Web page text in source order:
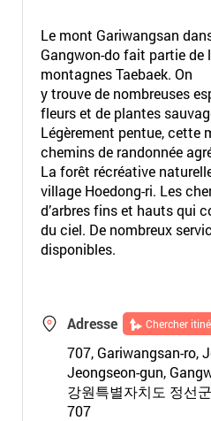
Le mont Gariwangsan
Gangwon-do fait partie de
montagnes Taebaek. On
y trouve de nombreuses
fleurs et de plantes
Légèrement pentue, cette
chemins de randonnée
La forêt récréative
village Hoedong-ri. Les
d’arbres fins et hauts qui
du ciel. De nombreux
disponibles.
Adresse Chercher
707, Gariwangsan-ro,
Jeongseon-gun,
강원특별자치도 정선
707